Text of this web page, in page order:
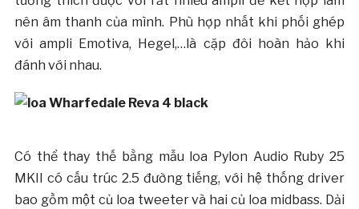
nên âm thanh của mình. Phù hợp nhất khi phối ghép
với ampli Emotiva, Hegel,…là cặp đôi hoàn hảo khi
đánh với nhau.
Có thể thay thế bằng mẫu loa Pylon Audio Ruby 25
MKII có cấu trúc 2.5 đường tiếng, với hệ thống driver
bao gồm một củ loa tweeter và hai củ loa midbass. Dải